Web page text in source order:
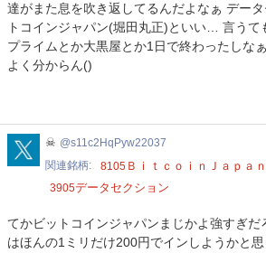
達がまた息を吹き返してるんだよなぁ デー
トコインジャパン(堀田丸正)といい… 言うて
プライムとか大黒屋とか1日で終わったしな
よく分からん()
s11c2HqPyw22037
☠ s11c2HqPyw22037
関連銘柄
8105 ＢｉｔｃｏｉｎＪａｐａｎ
3905データセクション
てかビットコインジャパンまじかよ強すぎ
はほんの1ミリだけ200円でインしようかと